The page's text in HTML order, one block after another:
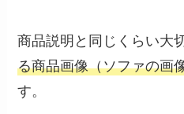
商品説明と同じくらい大
る商品画像（ソファの画
す。